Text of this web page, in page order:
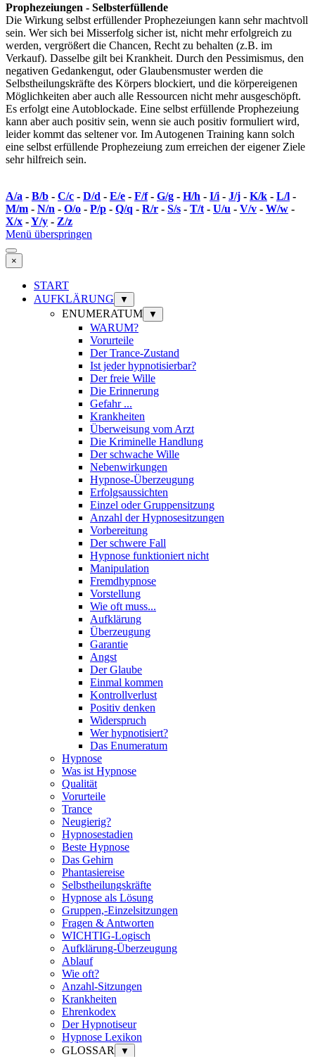
Prophezeiungen - Selbsterfüllende
Die Wirkung selbst erfüllender Prophezeiungen kann sehr machtvoll
sein. Wer sich bei Misserfolg sicher ist, nicht mehr erfolgreich zu
werden, vergrößert die Chancen, Recht zu behalten (z.B. im
Verkauf). Dasselbe gilt bei Krankheit. Durch den Pessimismus, den
negativen Gedankengut, oder Glaubensmuster werden die
Selbstheilungskräfte des Körpers blockiert, und die körpereigenen
Möglichkeiten aber auch alle Ressourcen nicht mehr ausgeschöpft.
Es erfolgt eine Autoblockade. Eine selbst erfüllende Prophezeiung
kann aber auch positiv sein, wenn sie auch positiv formuliert wird,
leider kommt das seltener vor. Im Autogenen Training kann solch
eine selbst erfüllende Prophezeiung zum erreichen der eigener Ziele
sehr hilfreich sein.
A/a - B/b - C/c - D/d - E/e - F/f- G/g - H/h - I/i - J/j - K/k - L/l -
M/m - N/n - O/o - P/p - Q/q - R/r - S/s - T/t - U/u - V/v - W/w -
X/x -Y/y - Z/z
Menü überspringen
×
START
AUFKLÄRUNG
▼
ENUMERATUM ▼
WARUM?
Vorurteile
Der Trance-Zustand
Ist jeder hypnotisierbar?
Der freie Wille
Die Erinnerung
Gefahr ...
Krankheiten
Überweisung vom Arzt
Die Kriminelle Handlung
Der schwache Wille
Nebenwirkungen
Hypnose-Überzeugung
Erfolgsaussichten
Einzel oder Gruppensitzung
Anzahl der Hypnosesitzungen
Vorbereitung
Der schwere Fall
Hypnose funktioniert nicht
Manipulation
Fremdhypnose
Vorstellung
Wie oft muss...
Aufklärung
Überzeugung
Garantie
Angst
Der Glaube
Einmal kommen
Kontrollverlust
Positiv denken
Widerspruch
Wer hypnotisiert?
Das Enumeratum
Hypnose
Was ist Hypnose
Qualität
Vorurteile
Trance
Neugierig?
Hypnosestadien
Beste Hypnose
Das Gehirn
Phantasiereise
Selbstheilungskräfte
Hypnose als Lösung
Gruppen,-Einzelsitzungen
Fragen & Antworten
WICHTIG-Logisch
Aufklärung-Überzeugung
Ablauf
Wie oft?
Anzahl-Sitzungen
Krankheiten
Ehrenkodex
Der Hypnotiseur
Hypnose Lexikon
GLOSSAR
▼